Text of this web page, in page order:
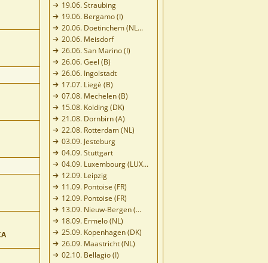
19.06. Straubing
19.06. Bergamo (I)
20.06. Doetinchem (NL...
20.06. Meisdorf
26.06. San Marino (I)
26.06. Geel (B)
26.06. Ingolstadt
17.07. Liegè (B)
07.08. Mechelen (B)
15.08. Kolding (DK)
21.08. Dornbirn (A)
22.08. Rotterdam (NL)
03.09. Jesteburg
04.09. Stuttgart
04.09. Luxembourg (LUX...
12.09. Leipzig
11.09. Pontoise (FR)
12.09. Pontoise (FR)
13.09. Nieuw-Bergen (...
18.09. Ermelo (NL)
25.09. Kopenhagen (DK)
26.09. Maastricht (NL)
02.10. Bellagio (I)